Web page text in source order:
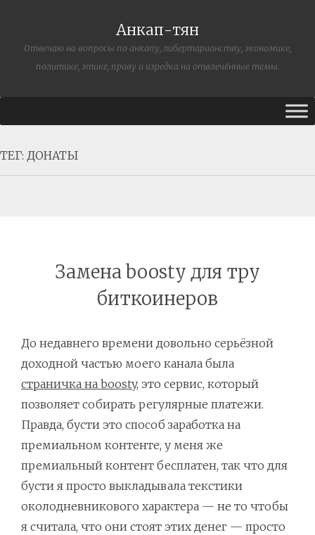
Анкап-тян
Отвечаю на вопросы по анкапу, либертарианству, экономике,
политике, этике, праву и изредка на отвлечённые темы.
ТЕГ: ДОНАТЫ
Замена boosty для тру
биткоинеров
До недавнего времени довольно серьёзной
доходной частью моего канала была
страничка на boosty, это сервис, который
позволяет собирать регулярные платежи.
Правда, бусти это способ заработка на
премиальном контенте, у меня же
премиальный контент бесплатен, так что для
бусти я просто выкладывала текстики
околодневникового характера — не то чтобы
я считала, что они стоят этих денег — просто